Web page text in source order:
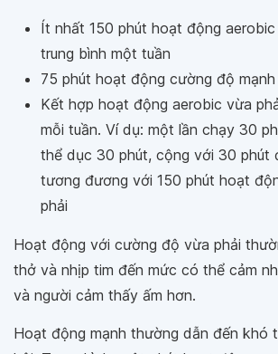
Ít nhất 150 phút hoạt động
trung bình một tuần
75 phút hoạt động cường độ mạnh
Kết hợp hoạt động aerobic vừa
mỗi tuần. Ví dụ: một lần chạy 30
thể dục 30 phút, cộng với 30 phút
tương đương với 150 phút hoạt
phải
Hoạt động với cường độ vừa phải
thở và nhịp tim đến mức có thể cảm
và người cảm thấy ấm hơn.
Hoạt động mạnh thường dẫn đến khó